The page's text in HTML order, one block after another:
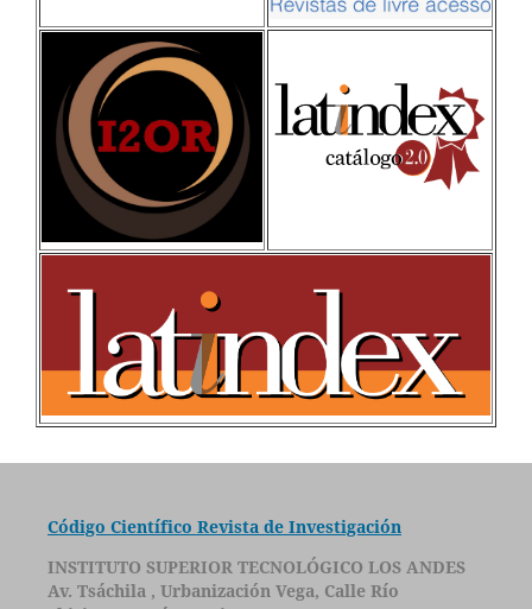
Código Científico Revista de Investigación
INSTITUTO SUPERIOR TECNOLÓGICO LOS ANDES
Av. Tsáchila , Urbanización Vega, Calle Río